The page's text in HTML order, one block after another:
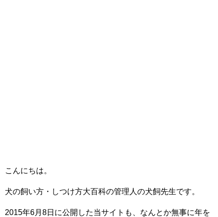
こんにちは。
犬の飼い方・しつけ方大百科の管理人の犬飼先生です。
2015年6月8日に公開した当サイトも、なんとか無事に年を